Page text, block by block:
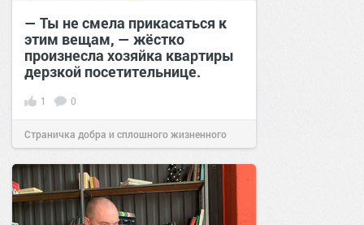
— Ты не смела прикасаться к
этим вещам, — жёстко
произнесла хозяйка квартиры
дерзкой посетительнице.
1 0
Страничка добра и сплошного жизненного
позитива!12:3924 фев 2026